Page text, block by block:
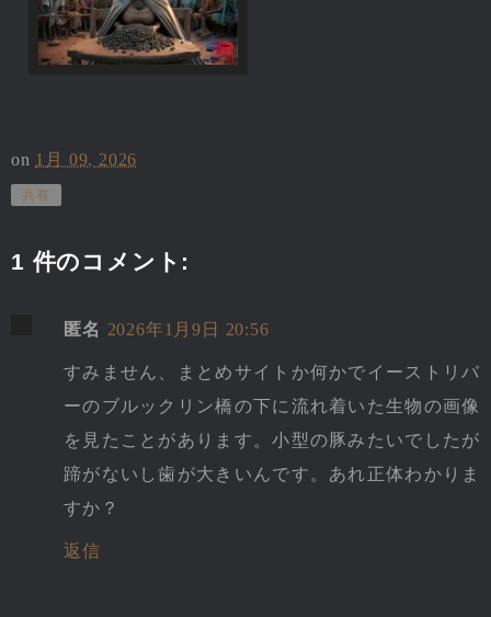
on 1月 09, 2026
共有
1 件のコメント:
匿名 2026年1月9日 20:56
すみません、まとめサイトか何かでイーストリバ
ーのブルックリン橋の下に流れ着いた生物の画像
を見たことがあります。小型の豚みたいでしたが
蹄がないし歯が大きいんです。あれ正体わかりま
すか？
返信